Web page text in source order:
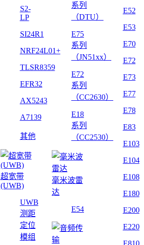
S2-
LP
SI24R1
NRF24L01+
TLSR8359
EFR32
AX5243
A7139
其他
超宽带
(UWB)
UWB
测距
定位
模组
系列
（DTU）
E75
系列
（JN51xx）
E72
系列
（CC2630）
E18
系列
（CC2530）
毫米波雷
达
E54
E52
E53
E70
E72
E73
E77
E78
E83
E103
E104
E108
E180
E200
E220
E810